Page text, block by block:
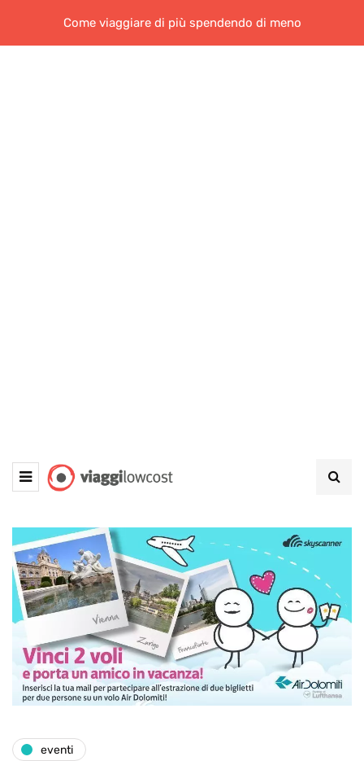
Come viaggiare di più spendendo di meno
eventi